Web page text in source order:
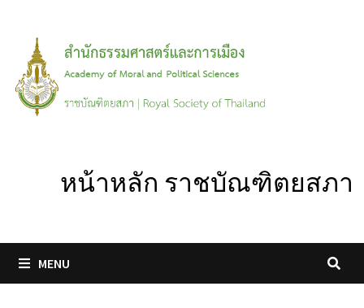
content
หน้าหลัก ราชบัณฑิตยสภา
MENU